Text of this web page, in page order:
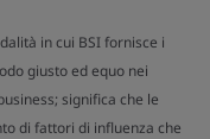
in cui BSI fornisce i
giusto ed equo nei
significa che le
di fattori di influenza che